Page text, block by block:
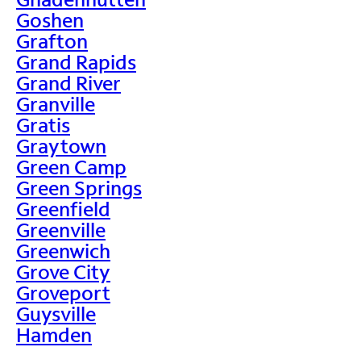
Goshen
Grafton
Grand Rapids
Grand River
Granville
Gratis
Graytown
Green Camp
Green Springs
Greenfield
Greenville
Greenwich
Grove City
Groveport
Guysville
Hamden